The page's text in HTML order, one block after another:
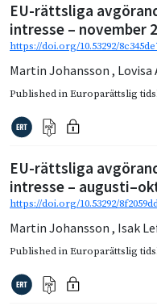
EU-rättsliga
intresse – november
https://doi.org/10.53292/
Martin Johansson , Lovisa
Published inEuroparättslig
EU-rättsliga
intresse –
https://doi.org/10.53292/
Martin Johansson , Isak
Published inEuroparättslig